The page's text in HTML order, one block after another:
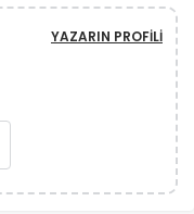
YAZARIN PROFILI